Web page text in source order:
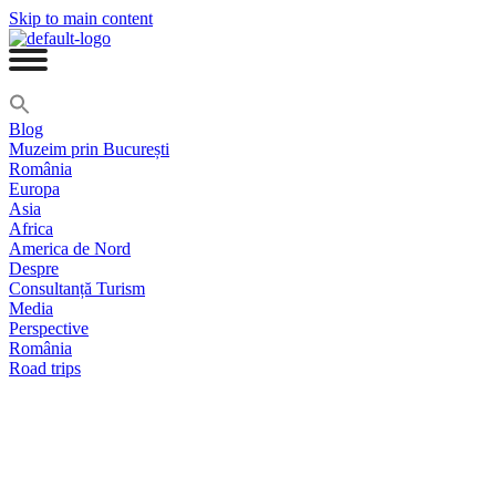
Skip to main content
Blog
Muzeim prin București
România
Europa
Asia
Africa
America de Nord
Despre
Consultanță Turism
Media
Perspective
România
Road trips